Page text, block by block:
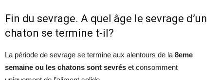
Fin du sevrage. A quel âge le sevrage d’un
chaton se termine t-il?
La période de sevrage se termine aux alentours de la 8eme
semaine ou les chatons sont sevrés et consomment